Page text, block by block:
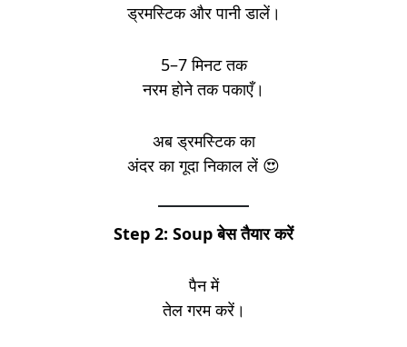
ड्रमस्टिक और पानी डालें।
5–7 मिनट तक
नरम होने तक पकाएँ।
अब ड्रमस्टिक का
अंदर का गूदा निकाल लें 😍
Step 2: Soup बेस तैयार करें
पैन में
तेल गरम करें।